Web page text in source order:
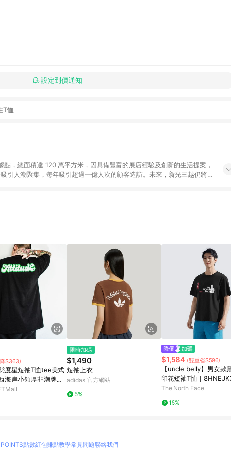
設定到價通知
T恤
，總面積達 120 萬平方米，因具備豐富的展店經驗及創新的生活提案，
引人潮聚集，每年吸引超過一億人次的顧客造訪。未來，新光三越仍將秉
$363)
度星短袖T恤tee美式
海岸小領厚非潮牌逆
限時加碼
$1,490
短袖上衣
adidas 官方網站
5%
$1,584 (雙重省$596)
【uncle belly】男女款
印花短袖T恤｜
The North Face
15%
POINTS點數紅包賺點教學常見問題聯絡我們